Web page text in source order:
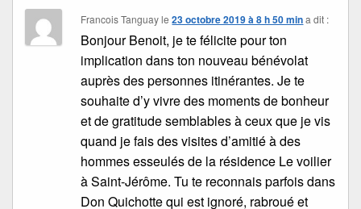
Francois Tanguayle23 octobre 2019 à 8 h 50 min a dit :
Bonjour Benoit, je te félicite pour ton
implication dans ton nouveau bénévolat
auprès des personnes itinérantes. Je te
souhaite d’y vivre des moments de bonheur
et de gratitude semblables à ceux que je vis
quand je fais des visites d’amitié à des
hommes esseulés de la résidence Le voilier
à Saint-Jérôme. Tu te reconnais parfois dans
Don Quichotte qui est ignoré, rabroué et